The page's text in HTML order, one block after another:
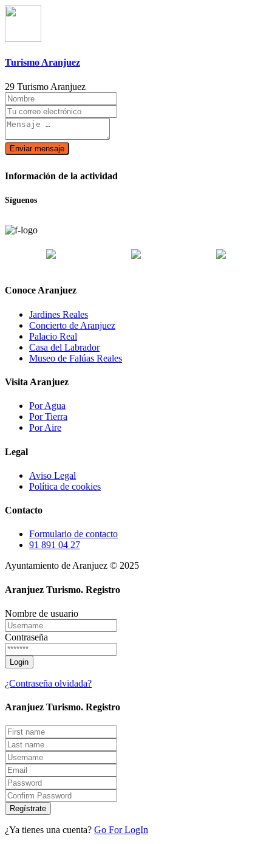
Turismo Aranjuez
29 Turismo Aranjuez
Enviar mensaje
Información de la actividad
Síguenos
Conoce Aranjuez
Jardines Reales
Concierto de Aranjuez
Palacio Real
Casa del Labrador
Museo de Falúas Reales
Visita Aranjuez
Por Agua
Por Tierra
Por Aire
Legal
Aviso Legal
Política de cookies
Contacto
Formulario de contacto
91 891 04 27
Ayuntamiento de Aranjuez © 2025
Aranjuez Turismo. Registro
Nombre de usuario
Contraseña
¿Contraseña olvidada?
Aranjuez Turismo. Registro
Regístrate
¿Ya tienes una cuenta? Go For LogIn